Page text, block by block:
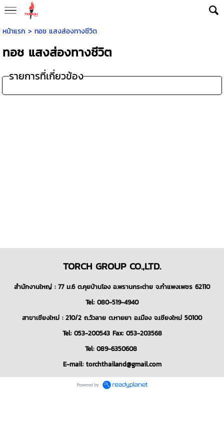
หน้าแรก > ทอช แสงส่องทางชีวิต
ทอช แสงส่องทางชีวิต
รายการที่เกี่ยวข้อง
TORCH GROUP CO.,LTD.
สำนักงานใหญ่ : 77 ม.6 ต.คุยบ้านโอง อ.พรานกระต่าย จ.กำแพงเพชร 62110
Tel: 080-519-4940
สาขาเชียงใหม่ : 210/2 ถ.วัวลาย ต.หายยา อ.เมือง จ.เชียงใหม่ 50100
Tel: 053-200543 Fax: 053-203568
Tel: 089-6350608
E-mail: torchthailand@gmail.com